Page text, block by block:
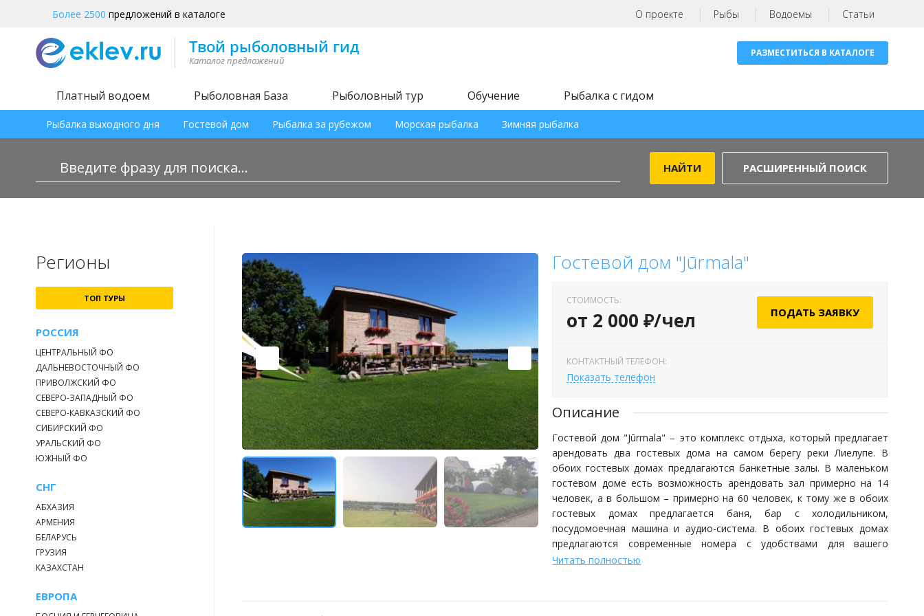
Более 2500 предложений в каталоге О проекте Рыбы Водоемы Статьи
РАЗМЕСТИТЬСЯ В КАТАЛОГЕ
Платный водоем Рыболовная База Рыболовный тур Обучение Рыбалка с гидом
Рыбалка выходного дня Гостевой дом Рыбалка за рубежом Морская рыбалка Зимняя рыбалка
РАСШИРЕННЫЙ ПОИСК
Регионы
ТОП ТУРЫ
РОССИЯ
ЦЕНТРАЛЬНЫЙ ФО
ДАЛЬНЕВОСТОЧНЫЙ ФО
ПРИВОЛЖСКИЙ ФО
СЕВЕРО-ЗАПАДНЫЙ ФО
СЕВЕРО-КАВКАЗСКИЙ ФО
СИБИРСКИЙ ФО
УРАЛЬСКИЙ ФО
ЮЖНЫЙ ФО
СНГ
АБХАЗИЯ
АРМЕНИЯ
БЕЛАРУСЬ
ГРУЗИЯ
КАЗАХСТАН
ЕВРОПА
Гостевой дом "Jūrmala"
СТОИМОСТЬ:
от 2 000 ₽/чел ПОДАТЬ ЗАЯВКУ
КОНТАКТНЫЙ ТЕЛЕФОН:
Показать телефон
Описание
Гостевой дом "Jūrmala" – это комплекс отдыха, который предлагает
арендовать два гостевых дома на самом берегу реки Лиелупе. В
обоих гостевых домах предлагаются банкетные залы. В маленьком
гостевом доме есть возможность арендовать зал примерно на 14
человек, а в большом – примерно на 60 человек, к тому же в обоих
гостевых домах предлагается баня, бар с холодильником,
посудомоечная машина и аудио-система. В обоих гостевых домах
предлагаются современные номера с удобствами для вашего
комфорта и спокойного сна.
Читать полностью